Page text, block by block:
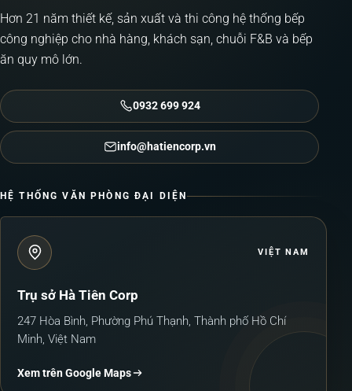
Hơn 21 năm thiết kế, sản xuất và thi công hệ thống bếp
công nghiệp cho nhà hàng, khách sạn, chuỗi F&B và bếp
ăn quy mô lớn.
0932 699 924
info@hatiencorp.vn
HỆ THỐNG VĂN PHÒNG ĐẠI DIỆN
VIỆT NAM
Trụ sở Hà Tiên Corp
247 Hòa Bình, Phường Phú Thạnh, Thành phố Hồ Chí
Minh, Việt Nam
Xem trên Google Maps